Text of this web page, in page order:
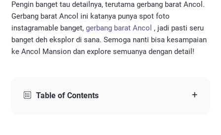
Pengin banget tau detailnya, terutama gerbang barat Ancol.
Gerbang barat Ancol ini katanya punya spot foto
instagramable banget, gerbang barat Ancol , jadi pasti seru
banget deh eksplor di sana. Semoga nanti bisa kesampaian
ke Ancol Mansion dan explore semuanya dengan detail!
Table of Contents +